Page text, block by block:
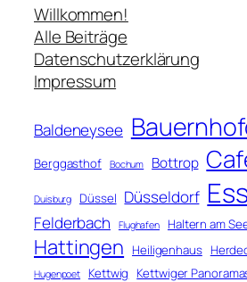
c
h
e
n
Willkommen!
Alle Beiträge
Datenschutzerklärung
Impressum
Baldeneysee
Berggasthof Bochum Bottrop
Duisburg Düssel Düsseldorf
Felderbach Flughafen Haltern am
Hattingen Heiligenhaus
Hugenpoet Kettwig Kettwiger